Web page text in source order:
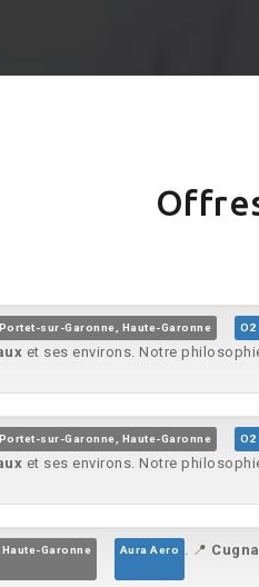
Portet-sur-Garonne, Haute-Garonne O2
et ses environs. Notre
Portet-sur-Garonne, Haute-Garonne O2
et ses environs. Notre
Haute-Garonne Aura Aero . 📍